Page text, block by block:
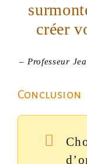
créer
– Professeur
Conclusion